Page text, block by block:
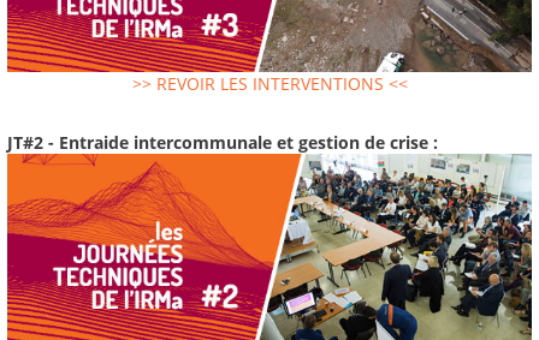
>> REVOIR LES INTERVENTIONS <<
JT#2 - Entraide intercommunale et gestion de crise :